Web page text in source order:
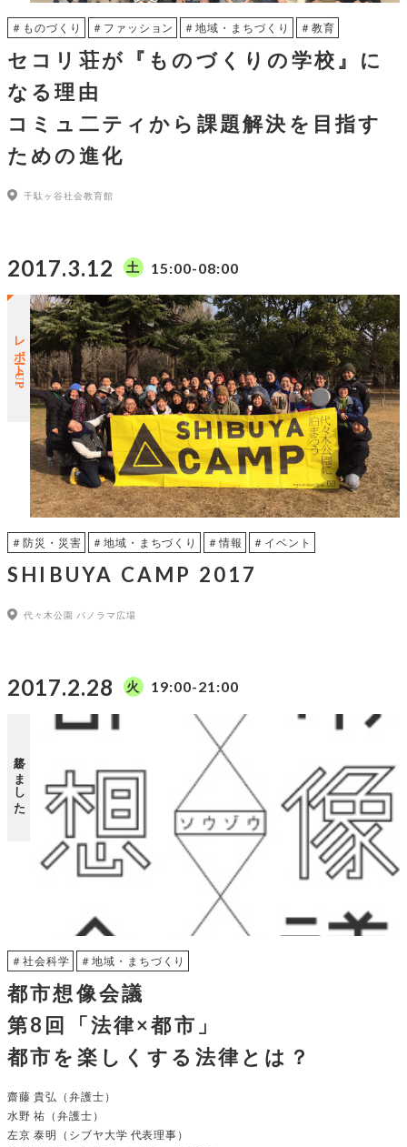
＃ものづくり ＃ファッション ＃地域・まちづくり ＃教育
セコリ荘が『ものづくりの学校』に
なる理由
コミュ二ティから課題解決を目指す
ための進化
千駄ヶ谷社会教育館
2017.3.12 土 15:00-08:00
レポートUP
＃防災・災害 ＃地域・まちづくり ＃情報 ＃イベント
SHIBUYA CAMP 2017
代々木公園 パノラマ広場
2017.2.28 火 19:00-21:00
終了しました
＃社会科学 ＃地域・まちづくり
都市想像会議
第8回「法律×都市」
都市を楽しくする法律とは？
齋藤 貴弘（弁護士）
水野 祐（弁護士）
左京 泰明（シブヤ大学 代表理事）